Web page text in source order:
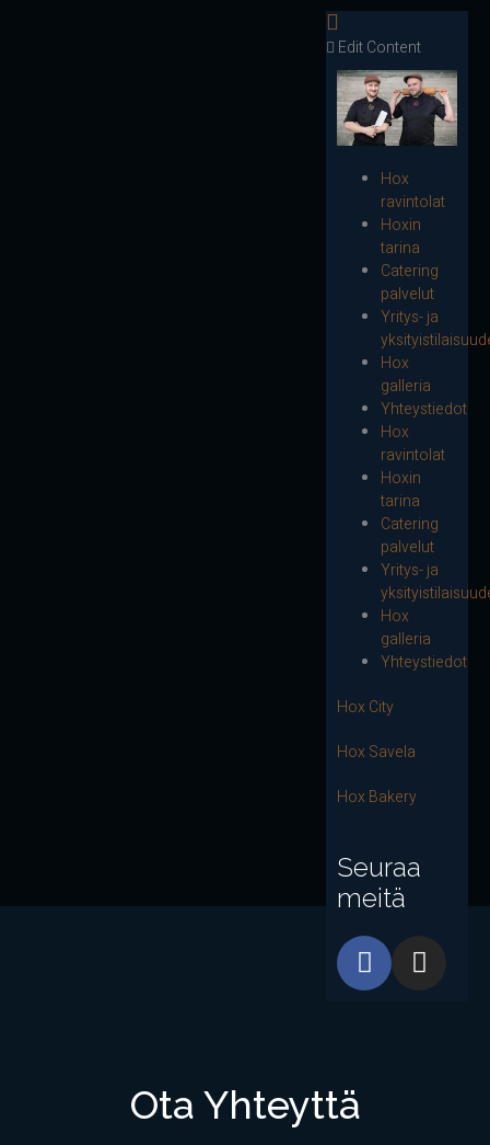
Edit Content
Hox
ravintolat
Hoxin
tarina
Catering
palvelut
Yritys- ja
Hox
galleria
Yhteystiedot
Hox
ravintolat
Hoxin
tarina
Catering
palvelut
Yritys- ja
Hox
galleria
Yhteystiedot
Hox City
Hox Savela
Hox Bakery
Seuraa
meitä
Ota Yhteyttä